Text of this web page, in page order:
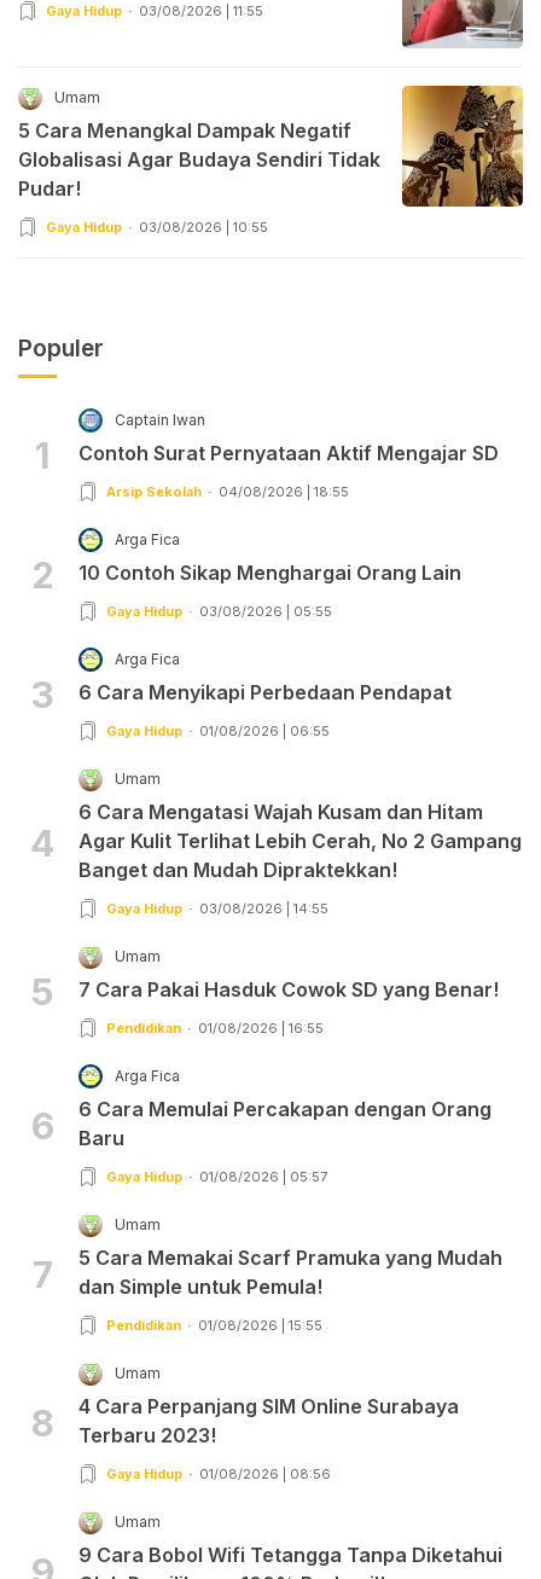
Gaya Hidup 03/08/2026 | 11:55
Umam
5 Cara Menangkal Dampak Negatif
Globalisasi Agar Budaya Sendiri Tidak
Pudar!
Gaya Hidup 03/08/2026 | 10:55
Populer
1
Captain Iwan
Contoh Surat Pernyataan Aktif Mengajar SD
Arsip Sekolah 04/08/2026 | 18:55
2
Arga Fica
10 Contoh Sikap Menghargai Orang Lain
Gaya Hidup 03/08/2026 | 05:55
3
Arga Fica
6 Cara Menyikapi Perbedaan Pendapat
Gaya Hidup 01/08/2026 | 06:55
4
Umam
6 Cara Mengatasi Wajah Kusam dan Hitam
Agar Kulit Terlihat Lebih Cerah, No 2 Gampang
Banget dan Mudah Dipraktekkan!
Gaya Hidup 03/08/2026 | 14:55
5
Umam
7 Cara Pakai Hasduk Cowok SD yang Benar!
Pendidikan 01/08/2026 | 16:55
6
Arga Fica
6 Cara Memulai Percakapan dengan Orang
Baru
Gaya Hidup 01/08/2026 | 05:57
7
Umam
5 Cara Memakai Scarf Pramuka yang Mudah
dan Simple untuk Pemula!
Pendidikan 01/08/2026 | 15:55
8
Umam
4 Cara Perpanjang SIM Online Surabaya
Terbaru 2023!
Gaya Hidup 01/08/2026 | 08:56
Umam
9 Cara Bobol Wifi Tetangga Tanpa Diketahui